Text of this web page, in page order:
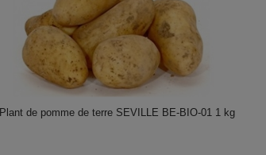
Plant de pomme de terre SEVILLE BE-BIO-01 1 kg